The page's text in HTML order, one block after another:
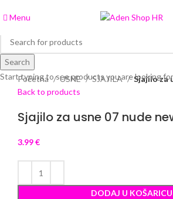
Menu
Click to enlarge
Početna
USNE SJAJILA
Sjajilo za
Back to products
Sjajilo za usne 07 nude
3.99€
DODAJ U KOŠARICU
Search
Start typing to see products you are looking